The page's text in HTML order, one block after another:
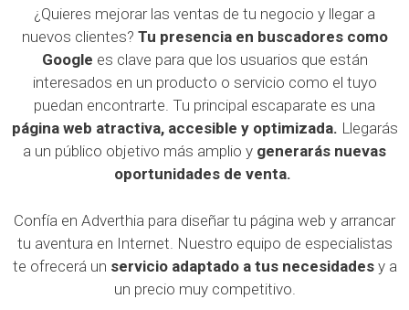
¿Quieres mejorar las ventas de tu negocio y llegar a
nuevos clientes? Tu presencia en buscadores como
Google es clave para que los usuarios que están
interesados en un producto o servicio como el tuyo
puedan encontrarte. Tu principal escaparate es una
página web atractiva, accesible y optimizada. Llegarás
a un público objetivo más amplio y generarás nuevas
oportunidades de venta.
Confía en Adverthia para diseñar tu página web y arrancar
tu aventura en Internet. Nuestro equipo de especialistas
te ofrecerá un servicio adaptado a tus necesidadesy a
un precio muy competitivo.